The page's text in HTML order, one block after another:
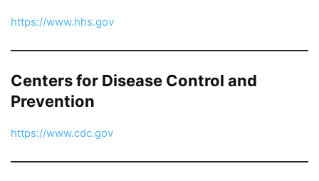
https://www.hhs.gov
Centers for Disease Control and
Prevention
https://www.cdc.gov